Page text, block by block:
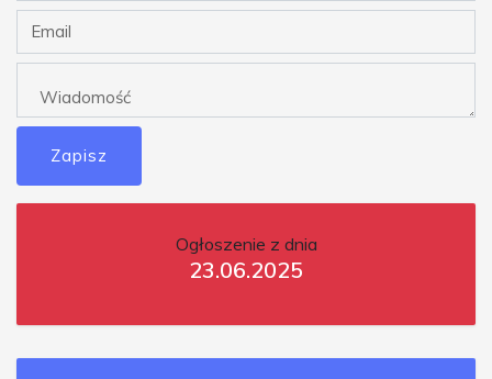
Zapisz
Ogłoszenie z dnia
23.06.2025